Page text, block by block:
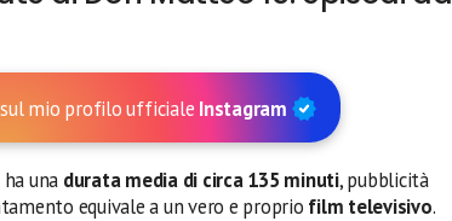
mio profilo ufficiale Instagram
ha una durata media di circa 135 minuti, pubblicità
equivale a un vero e proprio film televisivo.